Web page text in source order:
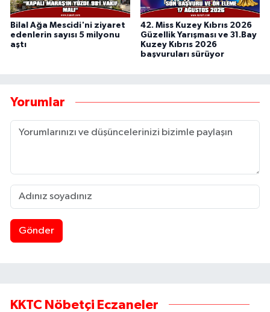
Bilal Ağa Mescidi'ni ziyaret
edenlerin sayısı 5 milyonu
aştı
42. Miss Kuzey Kıbrıs 2026
Güzellik Yarışması ve 31.Bay
Kuzey Kıbrıs 2026
başvuruları sürüyor
Yorumlar
Gönder
KKTC Nöbetçi Eczaneler